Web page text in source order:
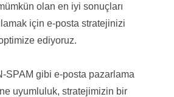
olan en iyi sonuçları
için e-posta stratejinizi
ediyoruz.
SPAM gibi e-posta pazarlama
uyumluluk, stratejimizin bir